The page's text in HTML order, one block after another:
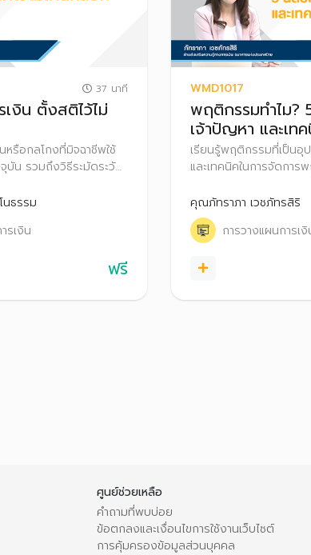
37 นาที
งิน ตั้งสติไว้ไม่
หรือกลโกงที่มิจฉาชีพใช้
บัน รวมถึงวิธีระมัดระวัง
ธรรม
รเงิน
ฟรี
WMD1017
พฤติกรรมทำไม?
เจ้าปัญหา และเท
จัดการ
เรียนรู้พฤติกรรมที่เป็นอุ
และเทคนิคในการจัดการ
คุณภัทราภา เวชภัทรสิริ
การวางแผนการเงิ
ศูนย์ช่วยเหลือ
คำถามที่พบบ่อย
ข้อตกลงและเงื่อนไขการใช้งานเว็บไซต์
การคุ้มครองข้อมูลส่วนบุคคล